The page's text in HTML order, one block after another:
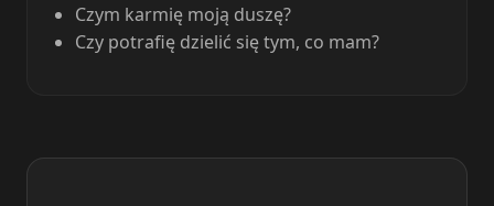
Czym karmię moją duszę?
Czy potrafię dzielić się tym, co mam?